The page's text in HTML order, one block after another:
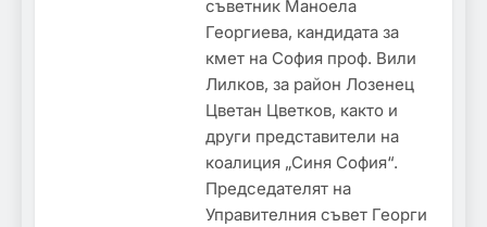
съветник Маноела
Георгиева, кандидата за
кмет на София проф. Вили
Лилков, за район Лозенец
Цветан Цветков, както и
други представители на
коалиция „Синя София“.
Председателят на
Управителния съвет Георги